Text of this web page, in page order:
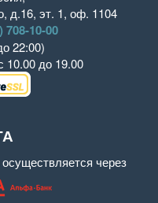
д.16, эт. 1, оф. 1104
708-10-00
22:00)
10.00 до 19.00
через